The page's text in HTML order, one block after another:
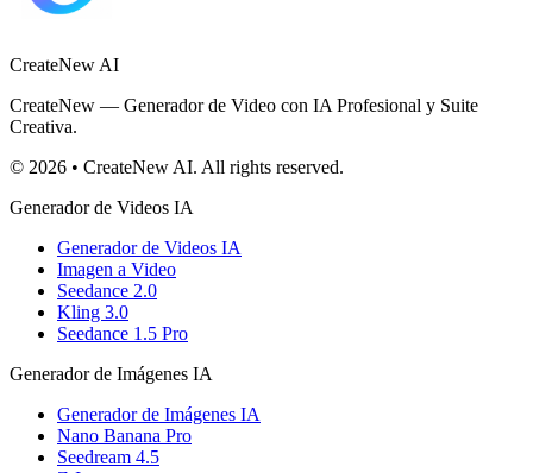
CreateNew AI
CreateNew — Generador de Video con IA Profesional y Suite
Creativa.
© 2026 • CreateNew AI. All rights reserved.
Generador de Videos IA
Generador de Videos IA
Imagen a Video
Seedance 2.0
Kling 3.0
Seedance 1.5 Pro
Generador de Imágenes IA
Generador de Imágenes IA
Nano Banana Pro
Seedream 4.5